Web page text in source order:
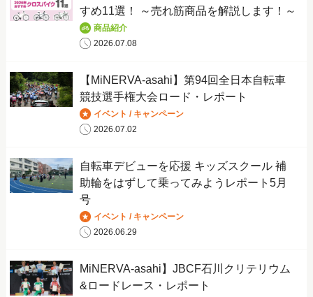
すめ11選！ ～売れ筋商品を解説します！～
商品紹介
2026.07.08
【MiNERVA-asahi】第94回全日本自転車
競技選手権大会ロード・レポート
イベント / キャンペーン
2026.07.02
自転車デビューを応援 キッズスクール 補
助輪をはずして乗ってみようレポート5月
号
イベント / キャンペーン
2026.06.29
MiNERVA-asahi】JBCF石川クリテリウム
&ロードレース・レポート